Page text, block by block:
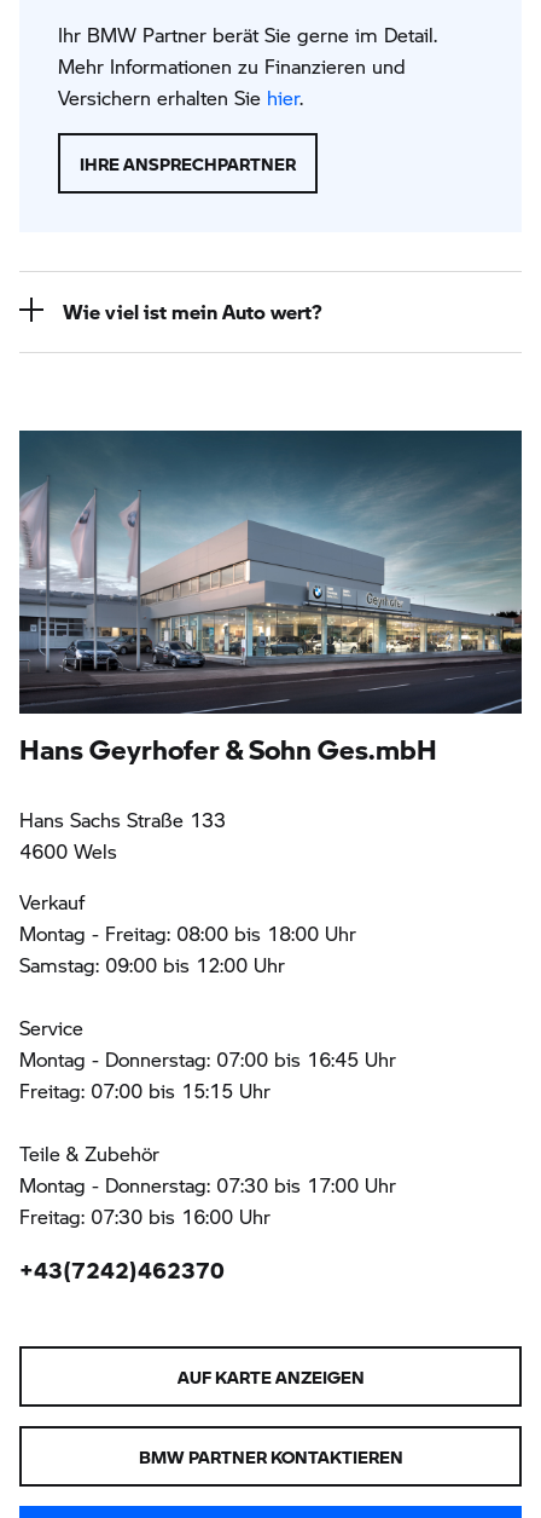
Ihr BMW Partner berät Sie gerne im Detail.
Mehr Informationen zu Finanzieren und
Versichern erhalten Sie hier.
IHRE ANSPRECHPARTNER
Wie viel ist mein Auto wert?
Hans Geyrhofer & Sohn Ges.mbH
Hans Sachs Straße 133
4600 Wels
Verkauf
Montag - Freitag: 08:00 bis 18:00 Uhr
Samstag: 09:00 bis 12:00 Uhr
Service
Montag - Donnerstag: 07:00 bis 16:45 Uhr
Freitag: 07:00 bis 15:15 Uhr
Teile & Zubehör
Montag - Donnerstag: 07:30 bis 17:00 Uhr
Freitag: 07:30 bis 16:00 Uhr
+43(7242)462370
AUF KARTE ANZEIGEN
BMW PARTNER KONTAKTIEREN